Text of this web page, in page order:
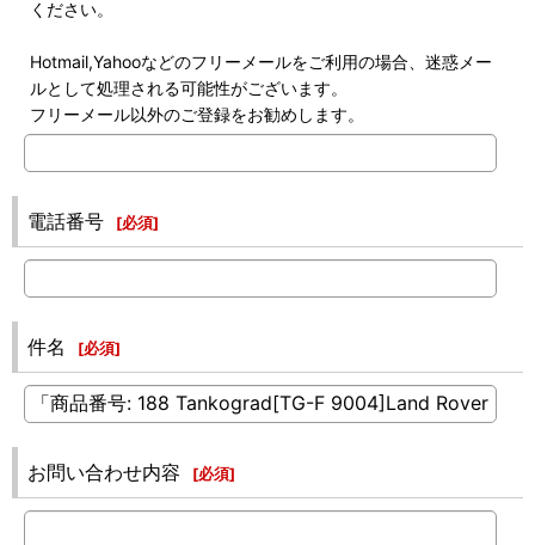
ください。
Hotmail,Yahooなどのフリーメールをご利用の場合、迷惑メー
ルとして処理される可能性がございます。
フリーメール以外のご登録をお勧めします。
電話番号 [必須]
件名 [必須]
お問い合わせ内容 [必須]